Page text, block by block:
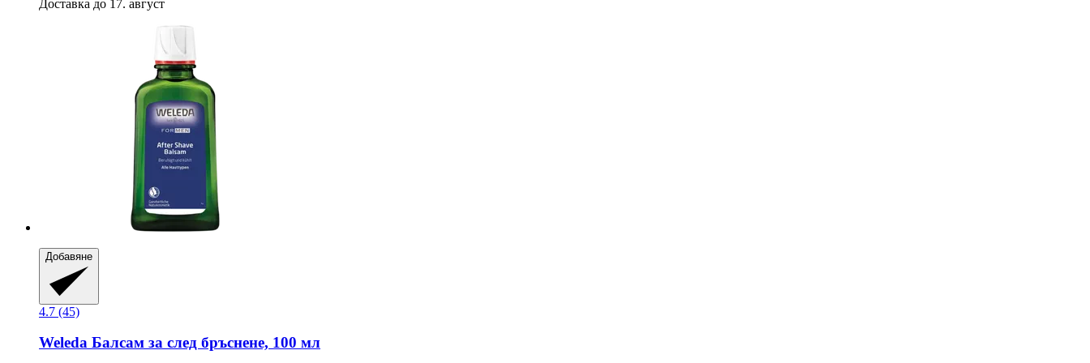
Доставка до 17. август
Добавяне
4.7 (45)
Weleda Балсам за след бръснене, 100 мл